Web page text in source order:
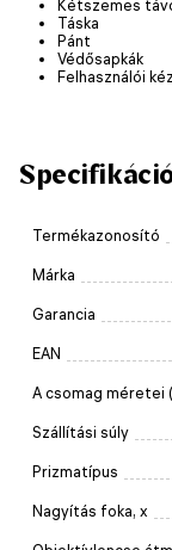
Kétszemes
Táska
Pánt
Védősapkák
Felhasználói
Termékazonosító
Márka
Garancia
EAN
A csomag méretei
Szállítási súly
Prizmatípus
Nagyítás foka, x